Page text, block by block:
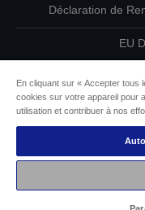
Déclaration de
EU
En cliquant sur « Accepter tous
cookies sur votre appareil pour
utilisation et contribuer à nos